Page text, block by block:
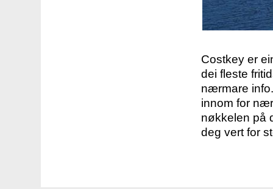
Costkey er
dei fleste
nærmare
innom for
nøkkelen på
deg vert for